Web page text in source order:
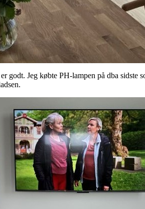
godt. Jeg købte PH-lampen på dba